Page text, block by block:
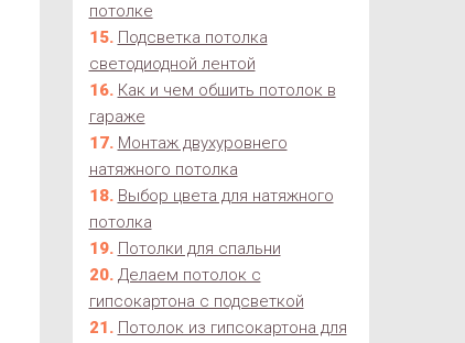
потолке
Подсветка потолка
светодиодной лентой
Как и чем обшить потолок в
гараже
Монтаж двухуровнего
натяжного потолка
Выбор цвета для натяжного
потолка
Потолки для спальни
Делаем потолок с
гипсокартона с подсветкой
Потолок из гипсокартона для